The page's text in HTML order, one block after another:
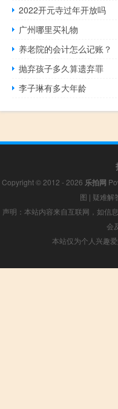
2022开元寺过年开放吗
广州哪里买礼物
养老院的会计怎么记账？
抛弃孩子多久算遗弃罪
李子琳有多大年龄
Copyright © 2012 - 2026 乐拍网
图 | 疑难解
声明：本站内容来自互联网，如信
会
本站仅为个人兴趣